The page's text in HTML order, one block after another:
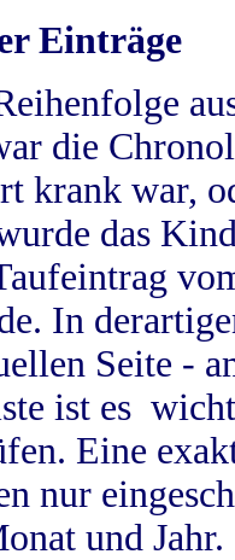
Einträge
die
krank war,
das
In
Seite -
ist es
Eine
nur
und Jahr.